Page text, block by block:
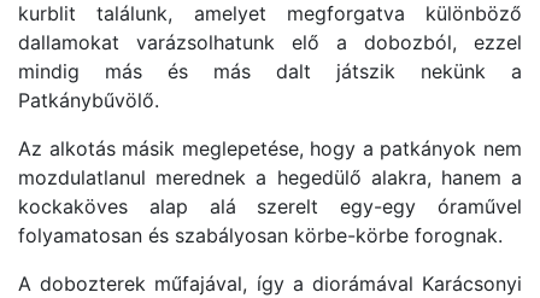
kurblit találunk, amelyet megforgatva különböző
dallamokat varázsolhatunk elő a dobozból, ezzel
mindig más és más dalt játszik nekünk a
Patkánybűvölő.
Az alkotás másik meglepetése, hogy a patkányok nem
mozdulatlanul merednek a hegedülő alakra, hanem a
kockaköves alap alá szerelt egy-egy óraművel
folyamatosan és szabályosan körbe-körbe forognak.
A dobozterek műfajával, így a diorámával Karácsonyi